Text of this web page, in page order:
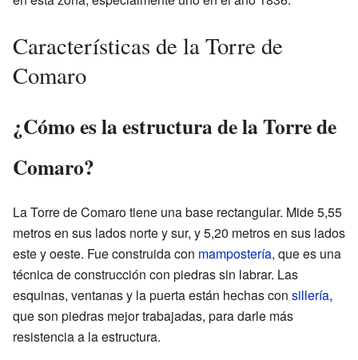
Características de la Torre de
Comaro
¿Cómo es la estructura de la Torre de
Comaro?
La Torre de Comaro tiene una base rectangular. Mide 5,55
metros en sus lados norte y sur, y 5,20 metros en sus lados
este y oeste. Fue construida con mampostería, que es una
técnica de construcción con piedras sin labrar. Las
esquinas, ventanas y la puerta están hechas con sillería,
que son piedras mejor trabajadas, para darle más
resistencia a la estructura.